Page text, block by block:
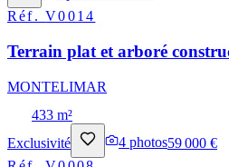
Réf.V0014
Terrain plat et arboré
MONTELIMAR
433 m²
Exclusivité
4 photos59 000 €